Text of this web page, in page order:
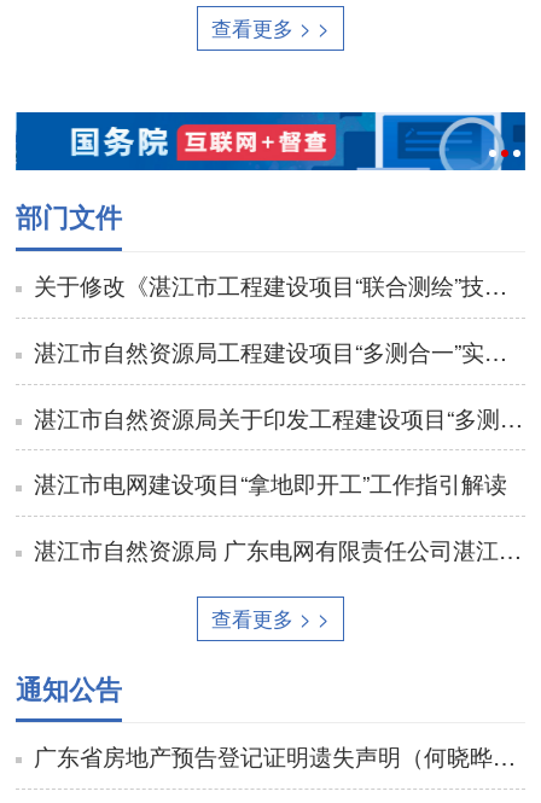
查看更多 > >
部门文件
关于修改《湛江市工程建设项目“联合测绘”技术规程(试行)》部分条款的通知
湛江市自然资源局工程建设项目“多测合一”实施细则(试行)政策解读
湛江市自然资源局关于印发工程建设项目“多测合一”实施细则（试行）的通知
湛江市电网建设项目“拿地即开工”工作指引解读
湛江市自然资源局 广东电网有限责任公司湛江供电局关于印发《湛江市电网建设项目“拿地即开工”工作指引》的通知
查看更多 > >
通知公告
广东省房地产预告登记证明遗失声明（何晓晔、杨建和）